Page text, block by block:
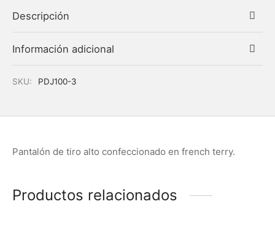
Descripción
Información adicional
SKU: PDJ100-3
Pantalón de tiro alto confeccionado en french terry.
Productos relacionados